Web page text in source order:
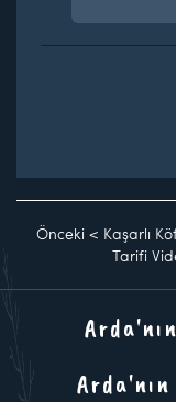
Önceki < Kaşarlı
Tarifi